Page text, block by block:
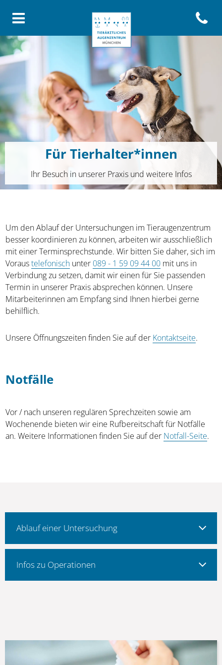
Homepage Tierärztliches
Open
Für Tierhalter*innen
Ihr Besuch in unserer Praxis und weitere Infos
Um den Ablauf der Untersuchungen im Tieraugenzentrum
besser koordinieren zu können, arbeiten wir ausschließlich
mit einer Terminsprechstunde. Wir bitten Sie daher, sich im
Voraus telefonisch unter 089 - 1 59 09 44 00 mit uns in
Verbindung zu setzen, damit wir einen für Sie passenden
Termin in unserer Praxis absprechen können. Unsere
Mitarbeiterinnen am Empfang sind Ihnen hierbei gerne
behilflich.
Unsere Öffnungszeiten finden Sie auf der Kontaktseite.
Notfälle
Vor / nach unseren regulären Sprechzeiten sowie am
Wochenende bieten wir eine Rufbereitschaft für Notfälle
an. Weitere Informationen finden Sie auf der Notfall-Seite.
Ablauf einer Untersuchung
Infos zu Operationen
Augentropfen und -salben